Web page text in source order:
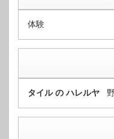
体験
タイル の ハレルヤ